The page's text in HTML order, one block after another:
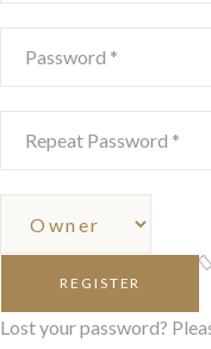
REGISTER
Lost your password?